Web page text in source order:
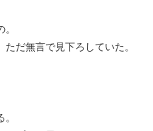
だ無言で見下ろしていた。